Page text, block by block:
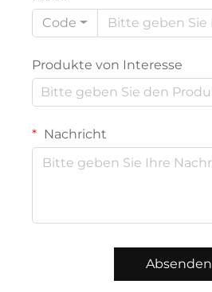
Code
Produkte von Interesse
Nachricht
Absenden